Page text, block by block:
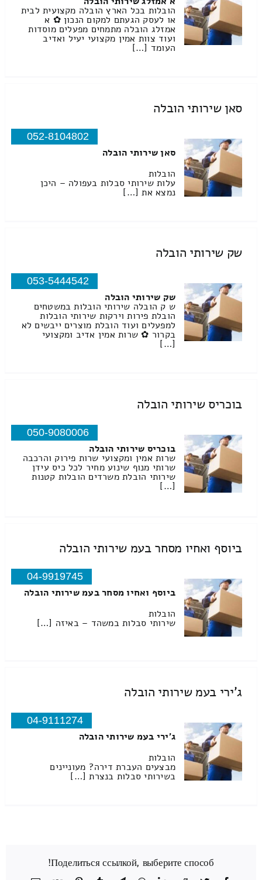
הובלות בכל הארץ הובלה מקצועית לבית
או לעסק הגעתם למקום הנכון ✿ א
אמזלג הובלה מתמחים מפעלים מוסדות
ועוד צוות אמין מקצועי יעיל ואדיב
העומד […]
סאן שירותי הובלה
052-8104802
סאן שירותי הובלה
הובלות
עלות שירותי סבלות בעפולה – היכן
נמצא את […]
שק שירותי הובלה
053-5444542
שק שירותי הובלה
ש ק הובלה שירותי הובלות במשטחים
הובלת פירות וירקות שירותי הובלות
למפעלים ועוד הובלת מוצרים ייבשים לא
בקרור ✿ שרות אמין אדיב ומקצועי
[…]
בוכריס שירותי הובלה
050-9080006
בוכריס שירותי הובלה
שרות אמין ומקצועי שרות פירוק והרכבה
שרותי מנוף שינוע מחיר לכל כיס עידן
שירותי הובלת משרדים הובלות קטנות
[…]
ביוסף ואחיו מסחר בעמ שירותי הובלה
04-9919745
ביוסף ואחיו מסחר בעמ שירותי הובלה
הובלות
שירותי סבלות במשהד – באיזה […]
ג'ירי בעמ שירותי הובלה
04-9111274
ג'ירי בעמ שירותי הובלה
הובלות
מבצעים העברת דירה? מעוניינים
בשירותי סבלות בנצרת […]
Поделиться ссылкой, выберите способ!